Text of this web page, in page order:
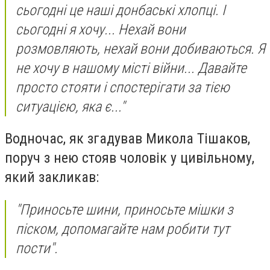
сьогодні це наші донбаські хлопці. І
сьогодні я хочу... Нехай вони
розмовляють, нехай вони добиваються. Я
не хочу в нашому місті війни... Давайте
просто стояти і спостерігати за тією
ситуацією, яка є..."
Водночас, як згадував Микола Тішаков,
поруч з нею стояв чоловік у цивільному,
який закликав:
"Приносьте шини, приносьте мішки з
піском, допомагайте нам робити тут
пости".